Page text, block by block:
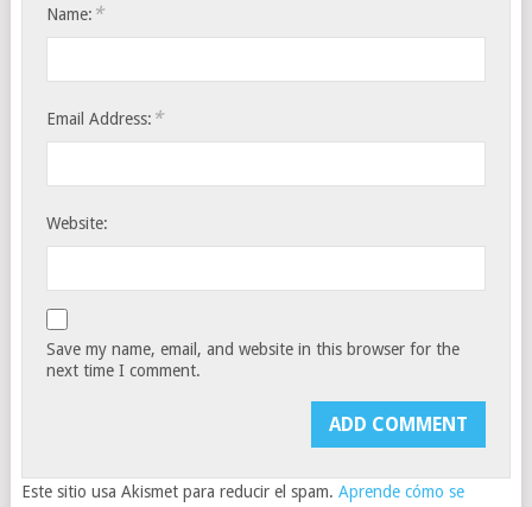
Name: *
Email Address: *
Website:
Save my name, email, and website in this browser for the
next time I comment.
Este sitio usa Akismet para reducir el spam. Aprende cómo se